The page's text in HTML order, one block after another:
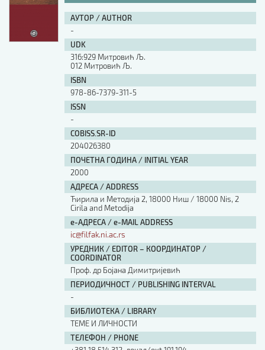
АУТОР / AUTHOR
-
UDK
316:929 Митровић Љ.
012 Митровић Љ.
ISBN
978-86-7379-311-5
ISSN
-
COBISS.SR-ID
204026380
ПОЧЕТНА ГОДИНА / INITIAL YEAR
2000
АДРЕСА / ADDRESS
Ћирила и Методија 2, 18000 Ниш / 18000 Nis, 2
Cirila and Metodija
е-АДРЕСА / e-MAIL ADDRESS
ic@filfak.ni.ac.rs
УРЕДНИК / EDITOR – КООРДИНАТОР /
COORDINATOR
Проф. др Бојана Димитријевић
ПЕРИОДИЧНОСТ / PUBLISHING INTERVAL
-
БИБЛИОТЕКА / LIBRARY
ТЕМЕ И ЛИЧНОСТИ
ТЕЛЕФОН / PHONE